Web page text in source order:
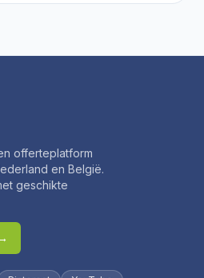
offerteplatform
en België.
geschikte